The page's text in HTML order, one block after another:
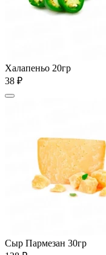
Халапеньо 20гр
38 ₽
Сыр Пармезан 30гр